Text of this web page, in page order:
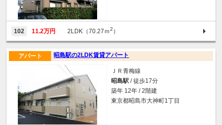
102 11.2万円 2LDK（70.27ｍ2 ）
昭島駅の2LDK賃貸アパート
アパート
ＪＲ青梅線
昭島駅 / 徒歩17分
築年 12年 / 2階建
東京都昭島市大神町1丁目